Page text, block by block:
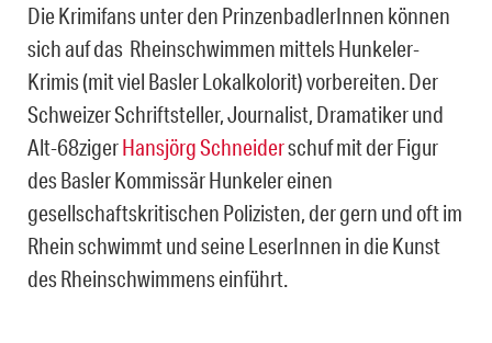
Die Krimifans unter den PrinzenbadlerInnen können
sich auf das Rheinschwimmen mittels Hunkeler-
Krimis (mit viel Basler Lokalkolorit) vorbereiten. Der
Schweizer Schriftsteller, Journalist, Dramatiker und
Alt-68zigerHansjörg Schneiderschuf mit der Figur
des Basler Kommissär Hunkeler einen
gesellschaftskritischen Polizisten, der gern und oft im
Rhein schwimmt und seine LeserInnen in die Kunst
des Rheinschwimmens einführt.